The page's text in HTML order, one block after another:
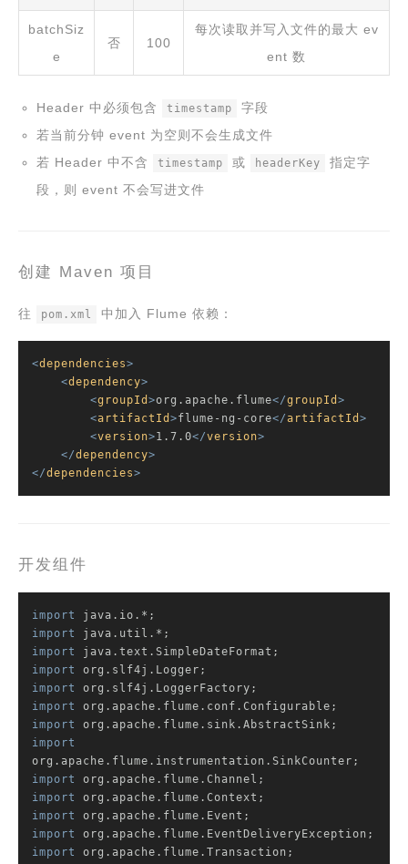
batchSiz
e
否 100
每次读取并写入文件的最大 ev
ent 数
Header 中必须包含 timestamp
字段
若当前分钟 event 为空则不会生成文件
若 Header 中不含
timestamp 或 headerKey
指定字
段，则 event 不会写进文件
创建 Maven 项目
往 pom.xml 中加入 Flume 依赖：
<dependencies>
<dependency>
<groupId >org.apache.flume</groupId >
<artifactId >flume-ng-core</artifactId >
<version>1.7.0</version>
</dependency>
</dependencies>
开发组件
import
import
import
import
import
import
import
import
import
import
import
import
import
org.apache.flume.Transaction;